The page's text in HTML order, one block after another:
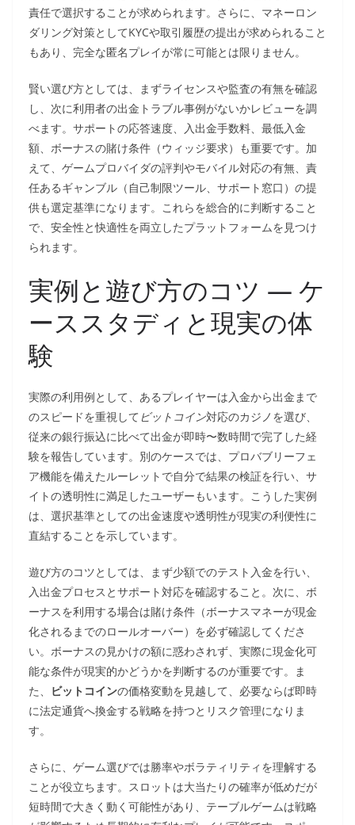
責任で選択することが求められます。さらに、マネーロン
ダリング対策としてKYCや取引履歴の提出が求められること
もあり、完全な匿名プレイが常に可能とは限りません。
賢い選び方としては、まずライセンスや監査の有無を確認
し、次に利用者の出金トラブル事例がないかレビューを調
べます。サポートの応答速度、入出金手数料、最低入金
額、ボーナスの賭け条件（ウィッジ要求）も重要です。加
えて、ゲームプロバイダの評判やモバイル対応の有無、責
任あるギャンブル（自己制限ツール、サポート窓口）の提
供も選定基準になります。これらを総合的に判断すること
で、安全性と快適性を両立したプラットフォームを見つけ
られます。
実例と遊び方のコツ — ケ
ーススタディと現実の体
験
実際の利用例として、あるプレイヤーは入金から出金まで
のスピードを重視して ビットコイン対応のカジノを選び、
従来の銀行振込に比べて出金が即時〜数時間で完了した経
験を報告しています。別のケースでは、プロバブリーフェ
ア機能を備えたルーレットで自分で結果の検証を行い、サ
イトの透明性に満足したユーザーもいます。こうした実例
は、選択基準としての出金速度や透明性が現実の利便性に
直結することを示しています。
遊び方のコツとしては、まず少額でのテスト入金を行い、
入出金プロセスとサポート対応を確認すること。次に、ボ
ーナスを利用する場合は賭け条件（ボーナスマネーが現金
化されるまでのロールオーバー）を必ず確認してくださ
い。ボーナスの見かけの額に惑わされず、実際に現金化可
能な条件が現実的かどうかを判断するのが重要です。ま
た、
ビットコインの価格変動を見越して、必要ならば即時
に法定通貨へ換金する戦略を持つとリスク管理になりま
す。
さらに、ゲーム選びでは勝率やボラティリティを理解する
ことが役立ちます。スロットは大当たりの確率が低めだが
短時間で大きく動く可能性があり、テーブルゲームは戦略